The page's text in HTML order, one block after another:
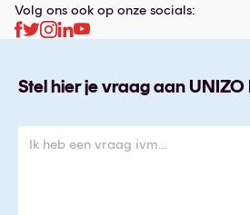
Volg ons ook op onze socials:
Stel hier je vraag aan